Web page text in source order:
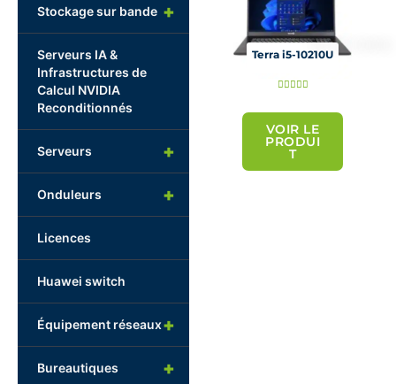
+
Stockage sur bande
Serveurs IA &
Infrastructures de
Calcul NVIDIA
Reconditionnés
+
Serveurs
+
Onduleurs
Licences
Huawei switch
+
Équipement réseaux
+
Bureautiques
Terra i5-10210U
    N
é
VOIR LE
PRODUI
T